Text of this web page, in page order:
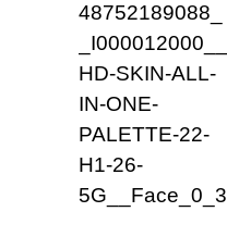
48752189088_
_I000012000__
HD-SKIN-ALL-
IN-ONE-
PALETTE-22-
H1-26-
5G__Face_0_3